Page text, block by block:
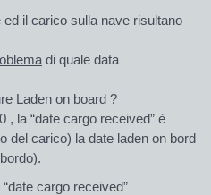
il carico sulla nave risultano
di quale data
Laden on board ?
, la “date cargo received” è
del carico) la date laden on bord
cargo received”